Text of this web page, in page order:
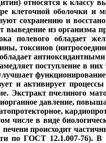
относятся к классу
оболочки и
сохранению и
из организма
обладает
токсинов
поступление в
и активирует
Экстракт пчелиного
давление,
в виде
происходит
ГОСТ 12.1.007-76). В